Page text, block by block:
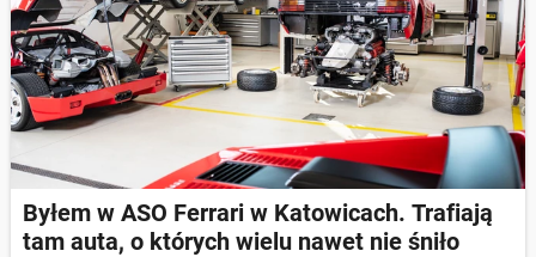
Byłem w ASO Ferrari w Katowicach. Trafiają
tam auta, o których wielu nawet nie śniło